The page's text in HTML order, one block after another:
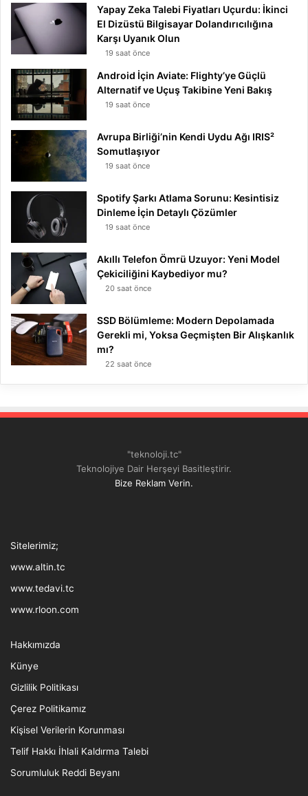
Yapay Zeka Talebi Fiyatları Uçurdu: İkinci
El Dizüstü Bilgisayar Dolandırıcılığına
Karşı Uyanık Olun
19 saat önce
Android İçin Aviate: Flighty’ye Güçlü
Alternatif ve Uçuş Takibine Yeni Bakış
19 saat önce
Avrupa Birliği’nin Kendi Uydu Ağı IRIS²
Somutlaşıyor
19 saat önce
Spotify Şarkı Atlama Sorunu: Kesintisiz
Dinleme İçin Detaylı Çözümler
19 saat önce
Akıllı Telefon Ömrü Uzuyor: Yeni Model
Çekiciliğini Kaybediyor mu?
20 saat önce
SSD Bölümleme: Modern Depolamada
Gerekli mi, Yoksa Geçmişten Bir Alışkanlık
mı?
22 saat önce
"teknoloji.tc"
Teknolojiye Dair Herşeyi Basitleştirir.
Bize Reklam Verin.
Sitelerimiz;
www.altin.tc
www.tedavi.tc
www.rloon.com
Hakkımızda
Künye
Gizlilik Politikası
Çerez Politikamız
Kişisel Verilerin Korunması
Telif Hakkı İhlali Kaldırma Talebi
Sorumluluk Reddi Beyanı